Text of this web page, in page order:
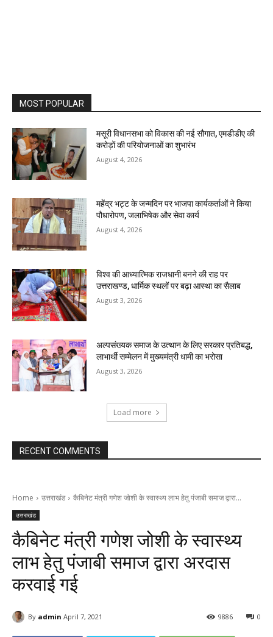
MOST POPULAR
मसूरी विधानसभा को विकास की नई सौगात, एमडीडीए की
करोड़ों की परियोजनाओं का शुभारंभ
August 4, 2026
महेंद्र भट्ट के जन्मदिन पर भाजपा कार्यकर्ताओं ने किया
पौधारोपण, जलाभिषेक और सेवा कार्य
August 4, 2026
विश्व की आध्यात्मिक राजधानी बनने की राह पर
उत्तराखण्ड, धार्मिक स्थलों पर बढ़ा आस्था का सैलाब
August 3, 2026
अल्पसंख्यक समाज के उत्थान के लिए सरकार प्रतिबद्ध,
लाभार्थी सम्मेलन में मुख्यमंत्री धामी का भरोसा
August 3, 2026
Load more
RECENT COMMENTS